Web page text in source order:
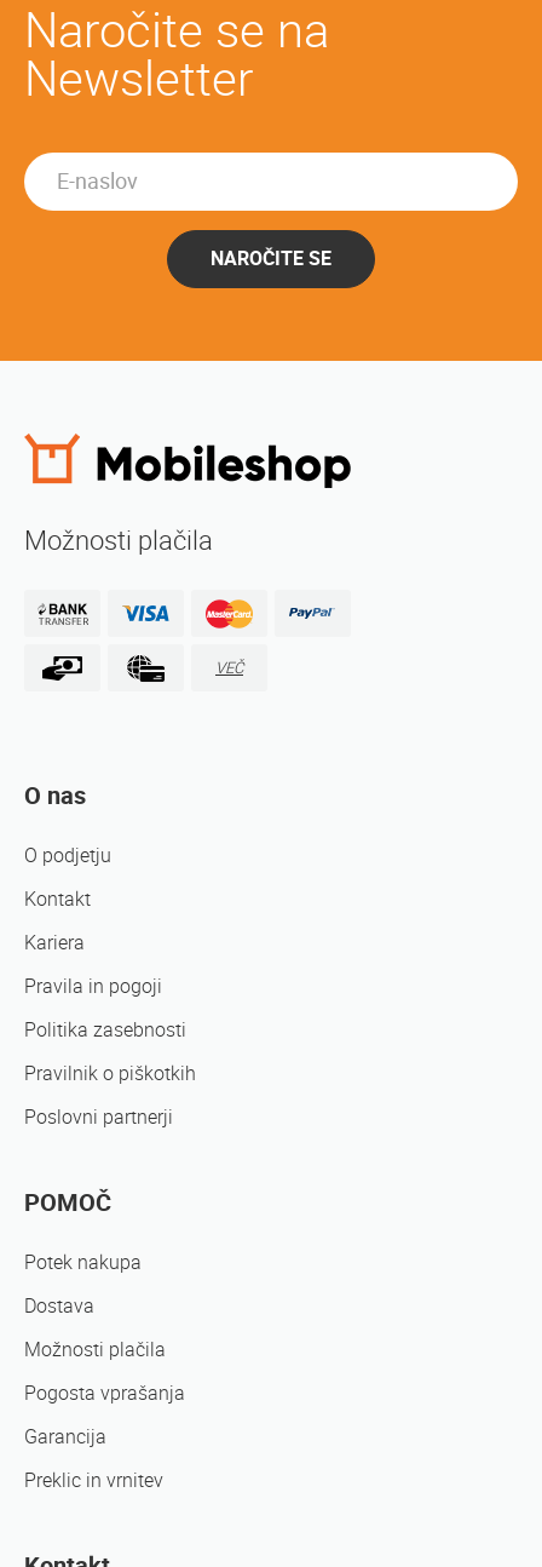
Naročite se na
Newsletter
NAROČITE SE
Možnosti plačila
VEČ
O nas
O podjetju
Kontakt
Kariera
Pravila in pogoji
Politika zasebnosti
Pravilnik o piškotkih
Poslovni partnerji
POMOČ
Potek nakupa
Dostava
Možnosti plačila
Pogosta vprašanja
Garancija
Preklic in vrnitev